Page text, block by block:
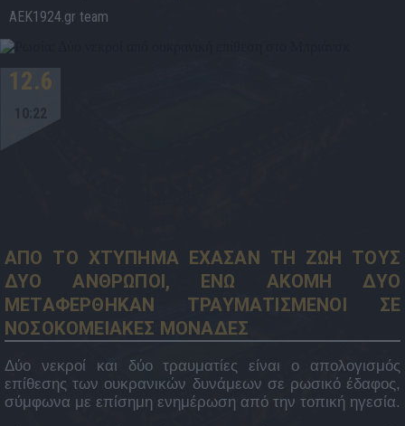
12.6
AEK1924.gr team
ΑΠΟ ΤΟ ΧΤΥΠΗΜΑ ΕΧΑΣΑΝ ΤΗ ΖΩΗ ΤΟΥΣ
ΔΥΟ ΑΝΘΡΩΠΟΙ, ΕΝΩ ΑΚΟΜΗ ΔΥΟ
ΜΕΤΑΦΕΡΘΗΚΑΝ ΤΡΑΥΜΑΤΙΣΜΕΝΟΙ ΣΕ
ΝΟΣΟΚΟΜΕΙΑΚΕΣ ΜΟΝΑΔΕΣ
Δύο νεκροί και δύο τραυματίες είναι ο απολογισμός
επίθεσης των ουκρανικών δυνάμεων σε ρωσικό έδαφος,
σύμφωνα με επίσημη ενημέρωση από την τοπική ηγεσία.